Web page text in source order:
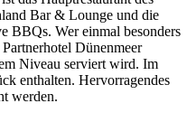
Bar & Lounge und die
BBQs. Wer einmal besonders
Dünenmeer
Niveau serviert wird. Im
enthalten. Hervorragendes
werden.